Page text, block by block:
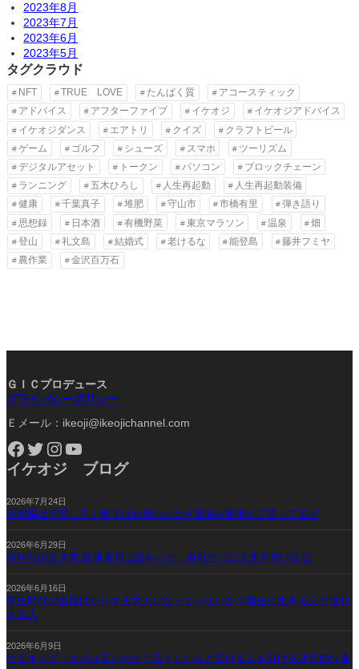
2023年8月
2023年7月
2023年6月
2023年5月
タグクラウド
NFT TRUE LOVE たんぱく質
アコースティック
アドバイス
アフターファイブ イケオジ
イケオジアドバイス
イケオジダンス
エアトリ クイズ
クラフトビール
ゲーム
ゴルフ シューズ スマホ
ツーリズム
デジタルアセット
トークン パソコン
ブロックチェーン
ランニング
五木ひろし 人生再起動
人生再起動装備
健康
千葉真子 堆肥 守山市 市橋有里
弾き語り
思想録
日本酒 有機野菜 東京マラソン 温泉
畑
登山
礼文島 結婚式 老けるな 能登島
藤井フミヤ
農作業
金沢百万石
ＧＩＣプロデュース
プライバシーポリシー
Ｅメール：ikeoji@ikeojichannel.com
Facebook Twitter Instagram YouTube
イケオジ ブログ
2026年7月24日
昭和脳は卒業しろ！部下はお前のバカさ加減を腹抱えて笑ってるぞ
2026年6月29日
AI時代の生き方 終身雇用は終わった！会社だけに人生を預けるな
2026年6月16日
学生時代の自慢ばかりする大人になっていないか？過去に生きる人と進化
する人
2026年6月9日
なぜキング・カズは若いのか？若々しい人と老ける人を分ける決定的な違